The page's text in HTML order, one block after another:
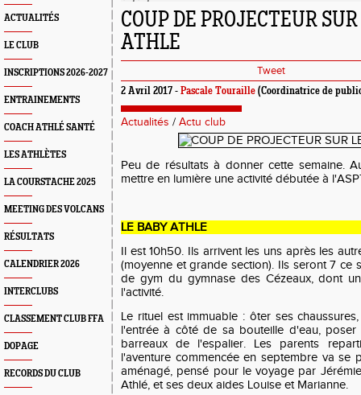
ACTUALITÉS
LE CLUB
INSCRIPTIONS 2026-2027
ENTRAINEMENTS
COACH ATHLÉ SANTÉ
LES ATHLÈTES
LA COURSTACHE 2025
MEETING DES VOLCANS
RÉSULTATS
CALENDRIER 2026
INTERCLUBS
CLASSEMENT CLUB FFA
DOPAGE
RECORDS DU CLUB
COUP DE PROJECTEUR
ATHLE
Tweet
2 Avril 2017 - Pascale Touraille (Coordinatrice de
Actualités / Actu club
Peu de résultats à donner cette semaine.
mettre en lumière une activité débutée à
LE BABY ATHLE
Il est 10h50. Ils arrivent les uns après les
(moyenne et grande section). Ils seront 7 ce
de gym du gymnase des Cézeaux, dont
l'activité.
Le rituel est immuable : ôter ses
l'entrée à côté de sa bouteille d'eau,
barreaux de l'espalier. Les parents
l'aventure commencée en septembre va se
aménagé, pensé pour le voyage par
Athlé, et ses deux aides Louise et Marianne.